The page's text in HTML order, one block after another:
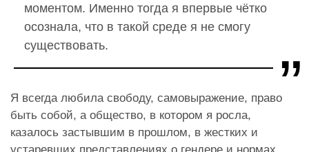
моментом. Именно тогда я впервые чётко
осознала, что в такой среде я не смогу
существовать.
Я всегда любила свободу, самовыражение, право
быть собой, а общество, в котором я росла,
казалось застывшим в прошлом, в жестких и
устаревших представлениях о гендере и нормах